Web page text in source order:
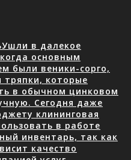
Ушли в далекое
основным
были веники-сорго,
которые
в обычном цинковом
Сегодня даже
клининговая
в работе
инвентарь, так как
качество